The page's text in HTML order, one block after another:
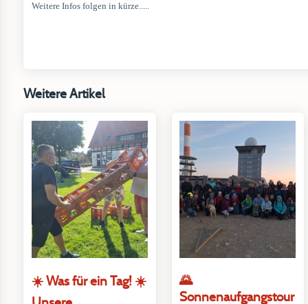
Weitere Infos folgen in kürze.....
Weitere Artikel
☀️ Was für ein Tag! ☀️
🌄
Sonnenaufgangstour